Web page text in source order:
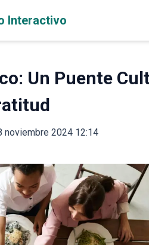
Interactivo
Un Puente
noviembre 2024 12:14